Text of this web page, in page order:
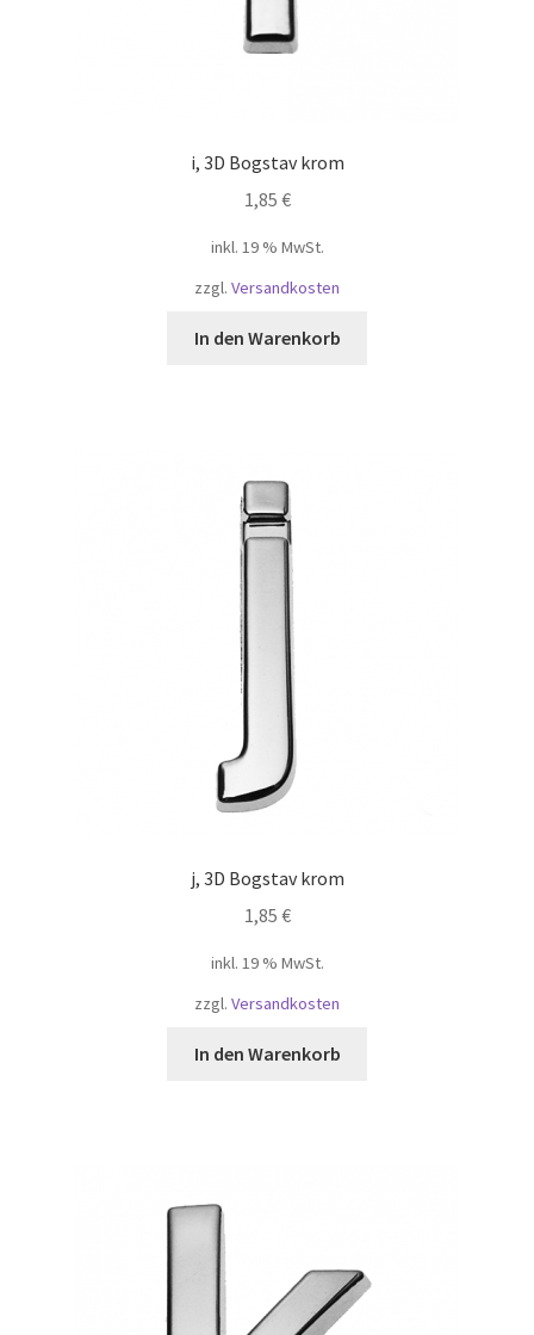
i, 3D Bogstav krom
1,85 €
inkl. 19 % MwSt.
zzgl. Versandkosten
In den Warenkorb
j, 3D Bogstav krom
1,85 €
inkl. 19 % MwSt.
zzgl. Versandkosten
In den Warenkorb